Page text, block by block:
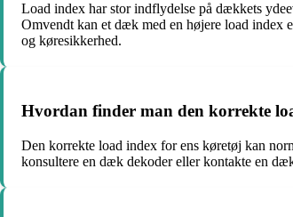
Load index har stor indflydelse på dækkets
Omvendt kan et dæk med en højere load index
og køresikkerhed.
Hvordan finder man den korrekte
Den korrekte load index for ens køretøj kan
konsultere en dæk dekoder eller kontakte en